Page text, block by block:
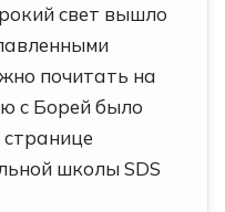
свет вышло
почитать на
с Борей было
школы SDS